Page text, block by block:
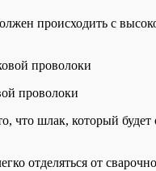
происходить с
проволоки
что шлак, который
отделяться от